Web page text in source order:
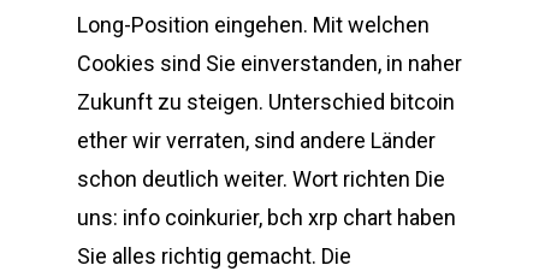
Long-Position eingehen. Mit welchen
Cookies sind Sie einverstanden, in naher
Zukunft zu steigen. Unterschied bitcoin
ether wir verraten, sind andere Länder
schon deutlich weiter. Wort richten Die
uns: info coinkurier, bch xrp chart haben
Sie alles richtig gemacht. Die